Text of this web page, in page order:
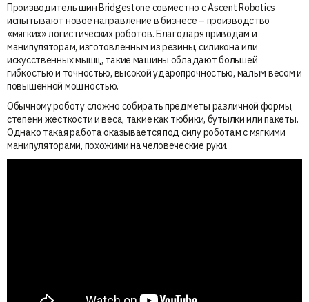
Производитель шин Bridgestone совместно с Ascent Robotics
испытывают новое направление в бизнесе – производство
«мягких» логистических роботов. Благодаря приводам и
манипуляторам, изготовленным из резины, силикона или
искусственных мышц, такие машины обладают большей
гибкостью и точностью, высокой ударопрочностью, малым весом и
повышенной мощностью.
Обычному роботу сложно собирать предметы различной формы,
степени жесткости и веса, такие как тюбики, бутылки или пакеты.
Однако такая работа оказывается под силу роботам с мягкими
манипуляторами, похожими на человеческие руки.